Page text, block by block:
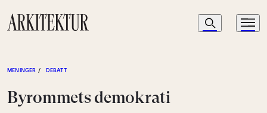
Navigasjon
Søk Meny
MENINGER / DEBATT
Byrommets demokrati